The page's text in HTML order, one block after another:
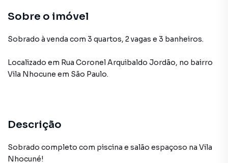
Sobre o imóvel
Sobrado à venda com 3 quartos, 2 vagas e 3 banheiros.
Localizado em Rua Coronel Arquibaldo Jordão, no bairro
Vila Nhocune em São Paulo.
Descrição
Sobrado completo com piscina e salão espaçoso na Vila
Nhocuné!